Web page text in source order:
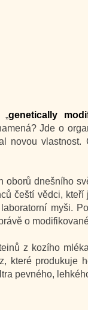
„genetically
Jde o
novou
oborů dnešního
čeští vědci,
myši.
o
z kozího
které produkuje
pevného,